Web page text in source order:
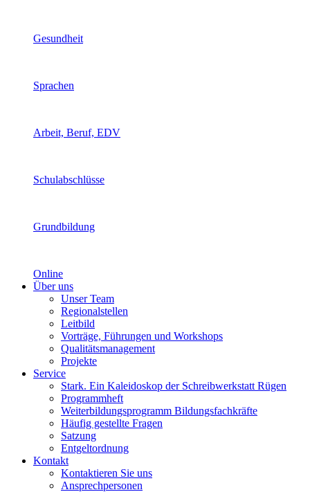
Gesundheit
Sprachen
Arbeit, Beruf, EDV
Schulabschlüsse
Grundbildung
Online
Über uns
Unser Team
Regionalstellen
Leitbild
Vorträge, Führungen und Workshops
Qualitätsmanagement
Projekte
Service
Stark. Ein Kaleidoskop der Schreibwerkstatt Rügen
Programmheft
Weiterbildungsprogramm Bildungsfachkräfte
Häufig gestellte Fragen
Satzung
Entgeltordnung
Kontakt
Kontaktieren Sie uns
Ansprechpersonen